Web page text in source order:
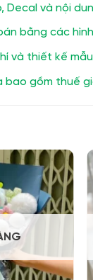
Decal và nội
bằng các
và thiết kế
bao gồm thuế